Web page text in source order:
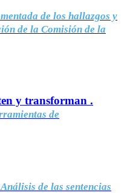
de los hallazgos y
de la Comisión de la
y transforman .
de
Análisis de las sentencias